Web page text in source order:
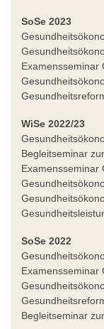
SoSe 2023
Examensseminar
WiSe 2022/23
Begleitseminar
Examensseminar
SoSe 2022
Examensseminar
Begleitseminar